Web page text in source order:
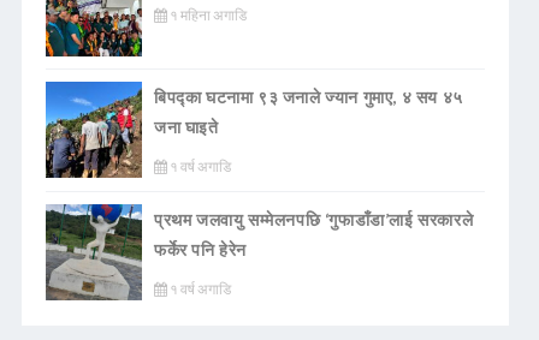
१ महिना अगाडि
बिपद्का घटनामा ९३ जनाले ज्यान गुमाए, ४ सय ४५
जना घाइते
१ वर्ष अगाडि
प्रथम जलवायु सम्मेलनपछि ‘गुफाडाँडा’लाई सरकारले
फर्केर पनि हेरेन
१ वर्ष अगाडि